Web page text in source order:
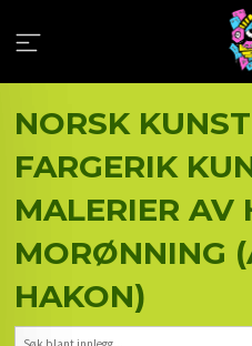
innholdet
NORSK
FARGERIK
MALERIER AV
MORØNNING
HAKON)